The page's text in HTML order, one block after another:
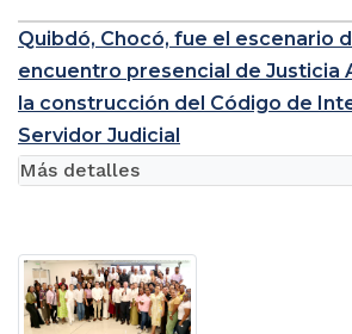
Quibdó, Chocó, fue el escenario
encuentro presencial de Justicia
la construcción del Código de
Servidor Judicial
Más detalles